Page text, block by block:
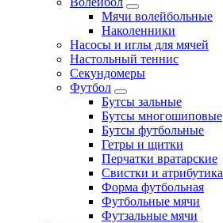
Мячи волейбольные
Наколенники
Насосы и иглы для мячей
Настольный теннис
Секундомеры
Футбол
Бутсы зальные
Бутсы многошиповые
Бутсы футбольные
Гетры и щитки
Перчатки вратарские
Свистки и атрибутика
Форма футбольная
Футбольные мячи
Футзальные мячи